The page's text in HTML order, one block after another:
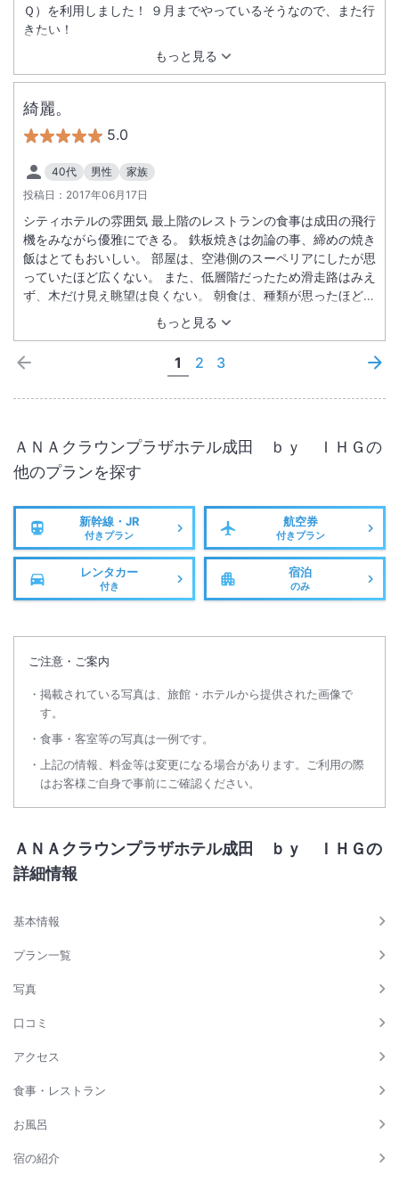
もっと見る
Ｑ）を利用しました！ ９月までやっているそうなので、また行
きたい！
綺麗。
5.0
40代 男性
家族
投稿日： 2017年06月17日
もっと見る
シティホテルの雰囲気 最上階のレストランの食事は成田の飛行
機をみながら優雅にできる。 鉄板焼きは勿論の事、締めの焼き
飯はとてもおいしい。 部屋は、空港側のスーペリアにしたが思
っていたほど広くない。 また、低層階だったため滑走路はみえ
ず、木だけ見え眺望は良くない。 朝食は、種類が思ったほど多
くなくエクセルホテルの方が良いと感じた。 駐車場は広く、路
面も平坦でとめやすい。
1 2 3
ＡＮＡクラウンプラザホテル成田 ｂｙ ＩＨＧの
他のプランを探す
新幹線・JR
付きプラン
航空券
付きプラン
レンタカー
付き
宿泊
のみ
ご注意・ご案内
掲載されている写真は、旅館・ホテルから提供された画像で
す。
食事・客室等の写真は一例です。
上記の情報、料金等は変更になる場合があります。ご利用の際
はお客様ご自身で事前にご確認ください。
ＡＮＡクラウンプラザホテル成田 ｂｙ ＩＨＧの
詳細情報
基本情報
プラン一覧
写真
口コミ
アクセス
食事・レストラン
お風呂
宿の紹介